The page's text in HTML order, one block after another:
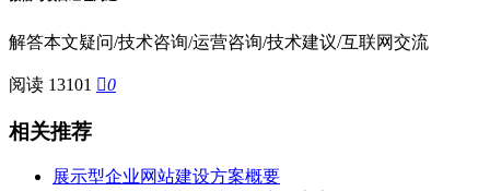
解答本文疑问/技术咨询/运营咨询/技术建议/互联网交流
阅读 13101 0
相关推荐
展示型企业网站建设方案概要